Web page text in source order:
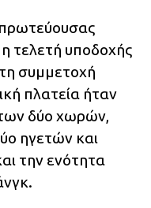
τελετή υποδοχής
συμμετοχή
πλατεία ήταν
δύο χωρών,
ηγετών και
την ενότητα